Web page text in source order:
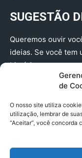
de
O nosso site utiliza
utilização, lembrar de
“Aceitar”, você concorda
SUGESTÃO
Queremos ouvir
ideias. Se você tem
história que merece
(91) 98224 -